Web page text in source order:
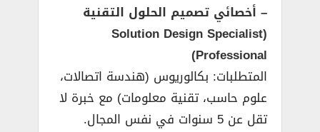
– أخصائي تصميم الحلول التقنية
(Solution Design Specialist
Professional)
المتطلبات: بكالوريوس (هندسة اتصالات،
علوم حاسب، تقنية معلومات) مع خبرة لا
تقل عن 5 سنوات في نفس المجال.